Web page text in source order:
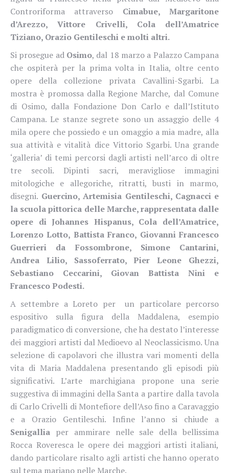
Controriforma attraverso Cimabue, Margaritone
d’Arezzo, Vittore Crivelli, Cola dell’Amatrice
Tiziano, Orazio Gentileschi e molti altri.
Si prosegue ad Osimo, dal 18 marzo a Palazzo Campana
che ospiterà per la prima volta in Italia, oltre cento
opere della collezione privata Cavallini-Sgarbi. La
mostra è promossa dalla Regione Marche, dal Comune
di Osimo, dalla Fondazione Don Carlo e dall’Istituto
Campana. Le stanze segrete sono un assaggio delle 4
mila opere che possiedo e un omaggio a mia madre, alla
sua attività e vitalità dice Vittorio Sgarbi. Una grande
‘galleria’ di temi percorsi dagli artisti nell’arco di oltre
tre secoli. Dipinti sacri, meravigliose immagini
mitologiche e allegoriche, ritratti, busti in marmo,
disegni. Guercino, Artemisia Gentileschi, Cagnacci e
la scuola pittorica delle Marche, rappresentata dalle
opere di Johannes Hispanus, Cola dell’Amatrice,
Lorenzo Lotto, Battista Franco, Giovanni Francesco
Guerrieri da Fossombrone, Simone Cantarini,
Andrea Lilio, Sassoferrato, Pier Leone Ghezzi,
Sebastiano Ceccarini, Giovan Battista Nini e
Francesco Podesti.
A settembre a Loreto per un particolare percorso
espositivo sulla figura della Maddalena, esempio
paradigmatico di conversione, che ha destato l’interesse
dei maggiori artisti dal Medioevo al Neoclassicismo. Una
selezione di capolavori che illustra vari momenti della
vita di Maria Maddalena presentando gli episodi più
significativi. L’arte marchigiana propone una serie
suggestiva di immagini della Santa a partire dalla tavola
di Carlo Crivelli di Montefiore dell’Aso fino a Caravaggio
e a Orazio Gentileschi. Infine l’anno si chiude a
Senigallia per ammirare nelle sale della bellissima
Rocca Roveresca le opere dei maggiori artisti italiani,
dando particolare risalto agli artisti che hanno operato
sul tema mariano nelle Marche.